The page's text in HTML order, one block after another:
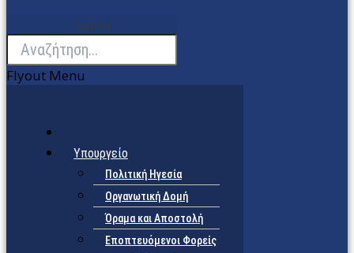
Search
Flyout Menu
Υπουργείο
Πολιτική Ηγεσία
Οργανωτική Δομή
Όραμα και Αποστολή
Εποπτευόμενοι Φορείς